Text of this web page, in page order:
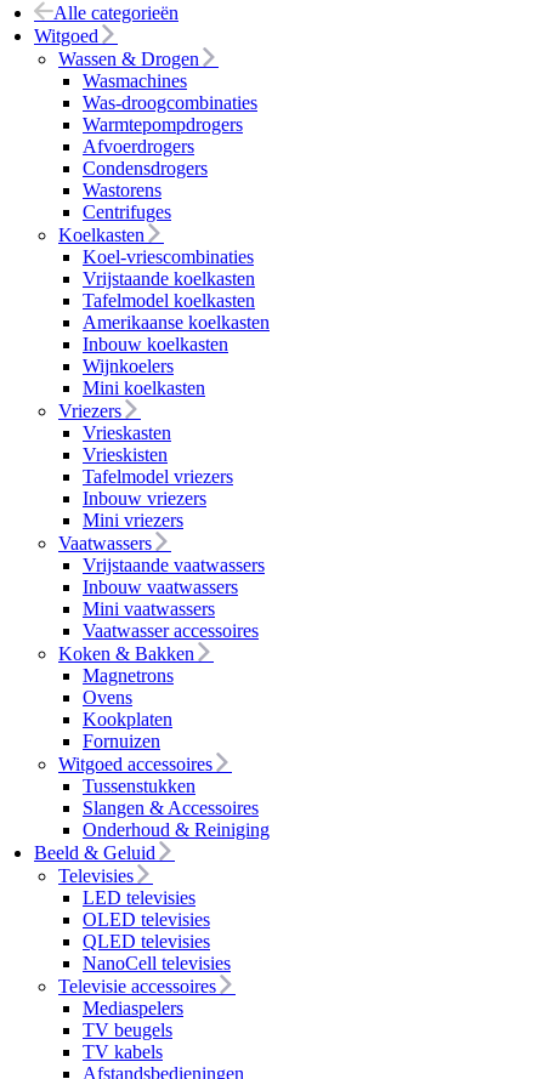
Alle categorieën
Witgoed
Wassen & Drogen
Wasmachines
Was-droogcombinaties
Warmtepompdrogers
Afvoerdrogers
Condensdrogers
Wastorens
Centrifuges
Koelkasten
Koel-vriescombinaties
Vrijstaande koelkasten
Tafelmodel koelkasten
Amerikaanse koelkasten
Inbouw koelkasten
Wijnkoelers
Mini koelkasten
Vriezers
Vrieskasten
Vrieskisten
Tafelmodel vriezers
Inbouw vriezers
Mini vriezers
Vaatwassers
Vrijstaande vaatwassers
Inbouw vaatwassers
Mini vaatwassers
Vaatwasser accessoires
Koken & Bakken
Magnetrons
Ovens
Kookplaten
Fornuizen
Witgoed accessoires
Tussenstukken
Slangen & Accessoires
Onderhoud & Reiniging
Beeld & Geluid
Televisies
LED televisies
OLED televisies
QLED televisies
NanoCell televisies
Televisie accessoires
Mediaspelers
TV beugels
TV kabels
Afstandsbedieningen